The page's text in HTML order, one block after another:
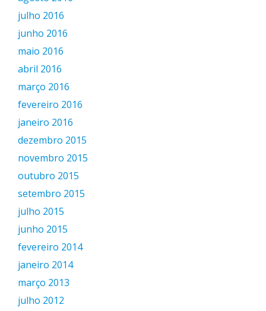
julho 2016
junho 2016
maio 2016
abril 2016
março 2016
fevereiro 2016
janeiro 2016
dezembro 2015
novembro 2015
outubro 2015
setembro 2015
julho 2015
junho 2015
fevereiro 2014
janeiro 2014
março 2013
julho 2012